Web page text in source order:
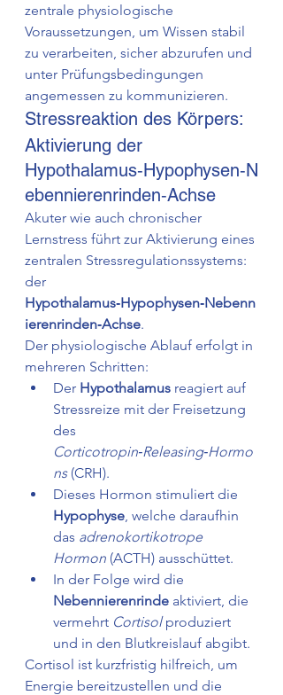
zentrale physiologische
Voraussetzungen, um Wissen stabil
zu verarbeiten, sicher abzurufen und
unter Prüfungsbedingungen
angemessen zu kommunizieren.
Stressreaktion des Körpers:
Aktivierung der
Hypothalamus‑Hypophysen‑N
ebennierenrinden‑Achse
Akuter wie auch chronischer
Lernstress führt zur Aktivierung eines
zentralen Stressregulationssystems:
der
Hypothalamus‑Hypophysen‑Nebenn
ierenrinden‑Achse.
Der physiologische Ablauf erfolgt in
mehreren Schritten:
Der Hypothalamus reagiert auf
Stressreize mit der Freisetzung
des
Corticotropin‑Releasing‑Hormo
ns (CRH).
Dieses Hormon stimuliert die
Hypophyse, welche daraufhin
das adrenokortikotrope
Hormon (ACTH) ausschüttet.
In der Folge wird die
Nebennierenrinde aktiviert, die
vermehrt Cortisol produziert
und in den Blutkreislauf abgibt.
Cortisol ist kurzfristig hilfreich, um
Energie bereitzustellen und die